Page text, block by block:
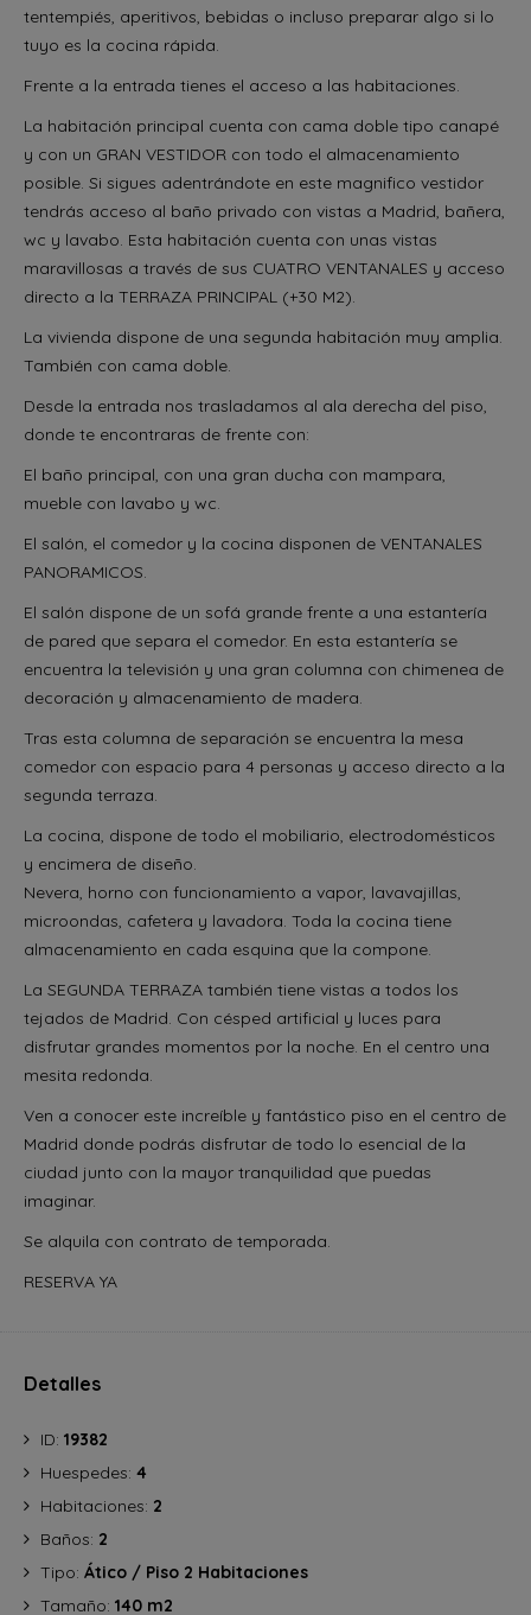
tentempiés, aperitivos, bebidas o incluso preparar algo si lo
tuyo es la cocina rápida.
Frente a la entrada tienes el acceso a las habitaciones.
La habitación principal cuenta con cama doble tipo canapé
y con un GRAN VESTIDOR con todo el almacenamiento
posible. Si sigues adentrándote en este magnifico vestidor
tendrás acceso al baño privado con vistas a Madrid, bañera,
wc y lavabo. Esta habitación cuenta con unas vistas
maravillosas a través de sus CUATRO VENTANALES y acceso
directo a la TERRAZA PRINCIPAL (+30 M2).
La vivienda dispone de una segunda habitación muy amplia.
También con cama doble.
Desde la entrada nos trasladamos al ala derecha del piso,
donde te encontraras de frente con:
El baño principal, con una gran ducha con mampara,
mueble con lavabo y wc.
El salón, el comedor y la cocina disponen de VENTANALES
PANORAMICOS.
El salón dispone de un sofá grande frente a una estantería
de pared que separa el comedor. En esta estantería se
encuentra la televisión y una gran columna con chimenea de
decoración y almacenamiento de madera.
Tras esta columna de separación se encuentra la mesa
comedor con espacio para 4 personas y acceso directo a la
segunda terraza.
La cocina, dispone de todo el mobiliario, electrodomésticos
y encimera de diseño.
Nevera, horno con funcionamiento a vapor, lavavajillas,
microondas, cafetera y lavadora. Toda la cocina tiene
almacenamiento en cada esquina que la compone.
La SEGUNDA TERRAZA también tiene vistas a todos los
tejados de Madrid. Con césped artificial y luces para
disfrutar grandes momentos por la noche. En el centro una
mesita redonda.
Ven a conocer este increíble y fantástico piso en el centro de
Madrid donde podrás disfrutar de todo lo esencial de la
ciudad junto con la mayor tranquilidad que puedas
imaginar.
Se alquila con contrato de temporada.
RESERVA YA
Detalles
ID: 19382
Huespedes: 4
Habitaciones: 2
Baños: 2
Tipo: Ático / Piso 2 Habitaciones
Tamaño: 140 m2